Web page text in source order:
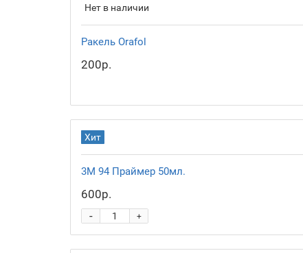
Нет в наличии
Ракель Orafol
200р.
Хит
3М 94 Праймер 50мл.
600р.
+
-